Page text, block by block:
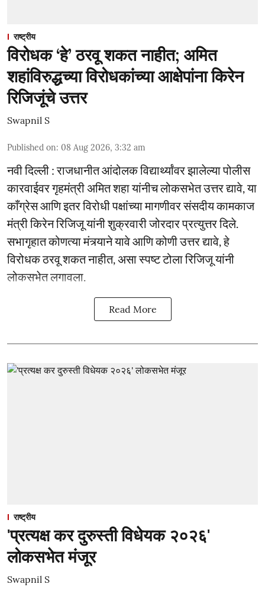
राष्ट्रीय
विरोधक ‘हे’ ठरवू शकत नाहीत; अमित
शहांविरुद्धच्या विरोधकांच्या आक्षेपांना किरेन
रिजिजूंचे उत्तर
Swapnil S
Published on: 08 Aug 2026, 3:32 am
नवी दिल्ली : राजधानीत आंदोलक विद्यार्थ्यांवर झालेल्या पोलीस
कारवाईवर गृहमंत्री अमित शहा यांनीच लोकसभेत उत्तर द्यावे, या
काँग्रेस आणि इतर विरोधी पक्षांच्या मागणीवर संसदीय कामकाज
मंत्री किरेन रिजिजू यांनी शुक्रवारी जोरदार प्रत्युत्तर दिले.
सभागृहात कोणत्या मंत्र्याने यावे आणि कोणी उत्तर द्यावे, हे
विरोधक ठरवू शकत नाहीत, असा स्पष्ट टोला रिजिजू यांनी
लोकसभेत लगावला.
Read More
राष्ट्रीय
'प्रत्यक्ष कर दुरुस्ती विधेयक २०२६'
लोकसभेत मंजूर
Swapnil S